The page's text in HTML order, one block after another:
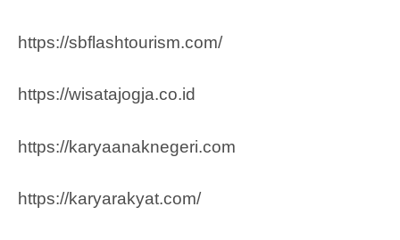
https://sbflashtourism.com/
https://wisatajogja.co.id
https://karyaanaknegeri.com
https://karyarakyat.com/